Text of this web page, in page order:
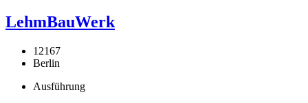
LehmBauWerk
12167
Berlin
Ausführung